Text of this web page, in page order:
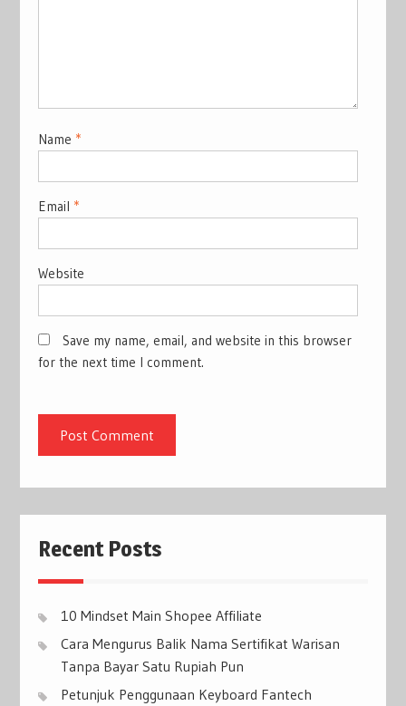
Name *
Email *
Website
Save my name, email, and website in this browser
for the next time I comment.
Recent Posts
10 Mindset Main Shopee Affiliate
Cara Mengurus Balik Nama Sertifikat Warisan
Tanpa Bayar Satu Rupiah Pun
Petunjuk Penggunaan Keyboard Fantech